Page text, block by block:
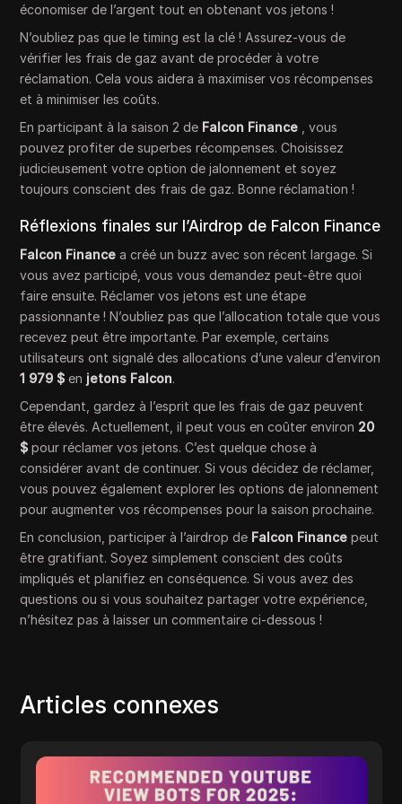
économiser de l’argent tout en obtenant vos jetons !
N’oubliez pas que le timing est la clé ! Assurez-vous de
vérifier les frais de gaz avant de procéder à votre
réclamation. Cela vous aidera à maximiser vos récompenses
et à minimiser les coûts.
En participant à la saison 2 de Falcon Finance , vous
pouvez profiter de superbes récompenses. Choisissez
judicieusement votre option de jalonnement et soyez
toujours conscient des frais de gaz. Bonne réclamation !
Réflexions finales sur l’Airdrop de Falcon Finance
Falcon Finance a créé un buzz avec son récent largage. Si
vous avez participé, vous vous demandez peut-être quoi
faire ensuite. Réclamer vos jetons est une étape
passionnante ! N’oubliez pas que l’allocation totale que vous
recevez peut être importante. Par exemple, certains
utilisateurs ont signalé des allocations d’une valeur d’environ
1 979 $ en jetons Falcon.
Cependant, gardez à l’esprit que les frais de gaz peuvent
être élevés. Actuellement, il peut vous en coûter environ 20
$ pour réclamer vos jetons. C’est quelque chose à
considérer avant de continuer. Si vous décidez de réclamer,
vous pouvez également explorer les options de jalonnement
pour augmenter vos récompenses pour la saison prochaine.
En conclusion, participer à l’airdrop de Falcon Finance peut
être gratifiant. Soyez simplement conscient des coûts
impliqués et planifiez en conséquence. Si vous avez des
questions ou si vous souhaitez partager votre expérience,
n’hésitez pas à laisser un commentaire ci-dessous !
Articles connexes